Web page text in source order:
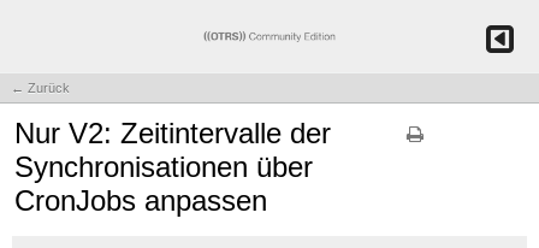
← Zurück
Nur V2: Zeitintervalle der
Synchronisationen über
CronJobs anpassen